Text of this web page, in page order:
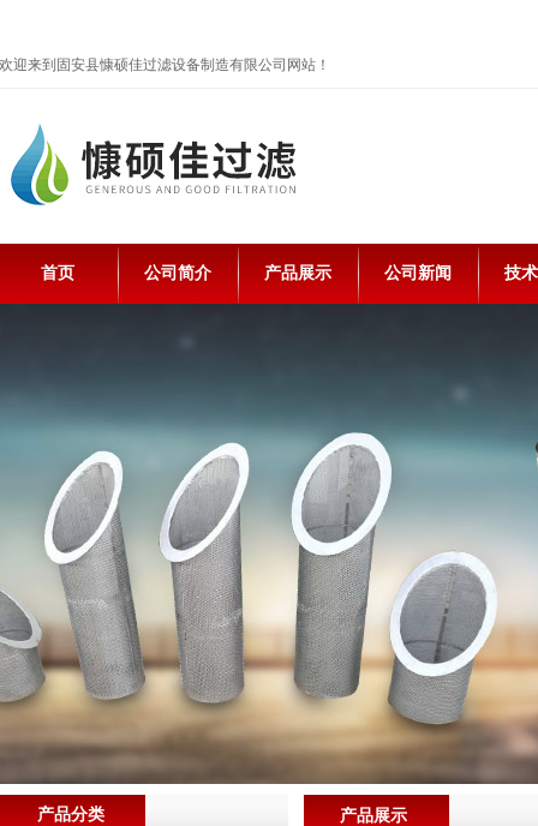
欢迎来到固安县慷硕佳过滤设备制造有限公司网站！
首页 公司简介 产品展示 公司新闻 技
产品展示
产品分类